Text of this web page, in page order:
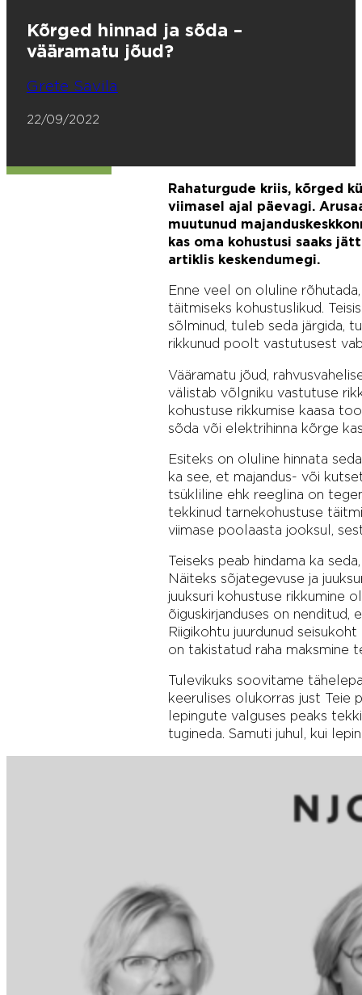
Kõrged hinnad ja sõda –
vääramatu jõud?
Grete Savila
22/09/2022
Rahaturgude kriis, kõrged
viimasel ajal päevagi.
muutunud
kas oma kohustusi saaks
artiklis keskendumegi.
Enne veel on oluline
täitmiseks kohustuslikud.
sõlminud, tuleb seda järgida,
rikkunud poolt vastutusest
Vääramatu jõud,
välistab võlgniku vastutuse
kohustuse rikkumise kaasa
sõda või elektrihinna kõrge
Esiteks on oluline hinnata
ka see, et majandus- või
tsükliline ehk reeglina on
tekkinud tarnekohustuse
viimase poolaasta jooksul,
Teiseks peab hindama ka
Näiteks sõjategevuse ja
juuksuri kohustuse rikkumine
õiguskirjanduses on
Riigikohtu juurdunud
on takistatud raha maksmine
Tulevikuks soovitame
keerulises olukorras just Teie
lepingute valguses peaks
tugineda. Samuti juhul, kui